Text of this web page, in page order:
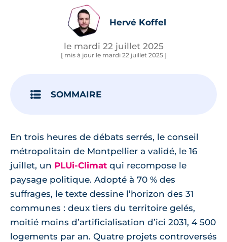
Hervé Koffel
le mardi 22 juillet 2025
[ mis à jour le mardi 22 juillet 2025 ]
SOMMAIRE
En trois heures de débats serrés, le conseil
métropolitain de Montpellier a validé, le 16
juillet, un PLUi-Climat qui recompose le
paysage politique. Adopté à 70 % des
suffrages, le texte dessine l’horizon des 31
communes : deux tiers du territoire gelés,
moitié moins d’artificialisation d’ici 2031, 4 500
logements par an. Quatre projets controversés